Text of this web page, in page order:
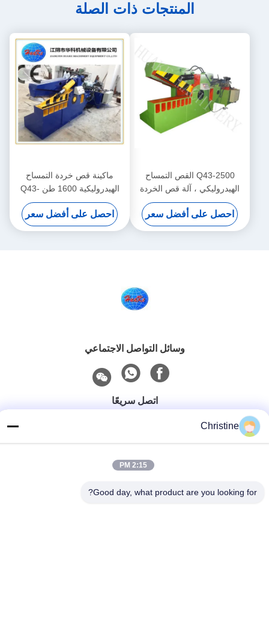
المنتجات ذات الصلة
Q43-2500 القص التمساح
الهيدروليكي ، آلة قص الخردة
المعدنية
احصل على أفضل سعر
ماكينة قص خردة التمساح
الهيدروليكية 1600 طن Q43-
1600
احصل على أفضل سعر
وسائل التواصل الاجتماعي
اتصل سريعًا
الهاتف
86--13003381217
Christine
2:15 PM
Good day, what product are you looking for?